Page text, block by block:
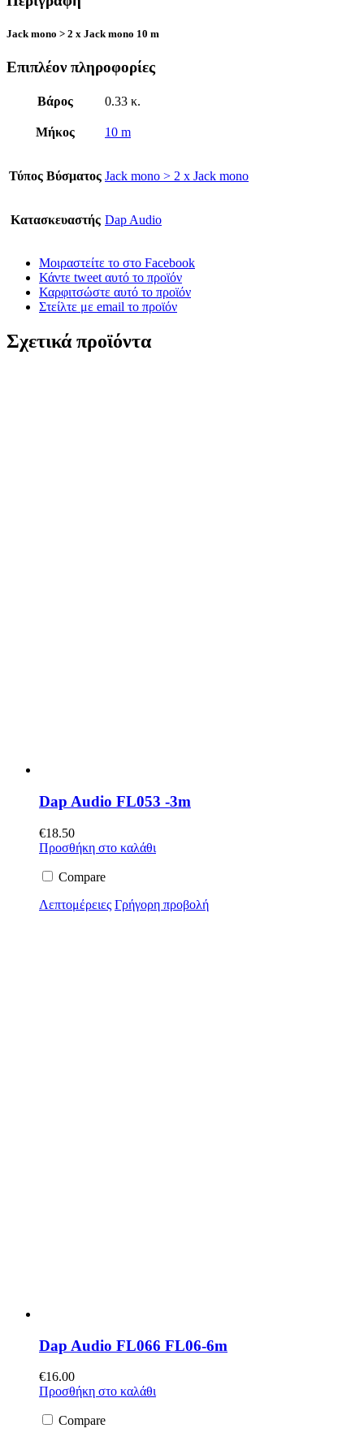
Jack mono > 2 x Jack mono 10 m
Επιπλέον πληροφορίες
Βάρος 0.33 κ.
Μήκος 10 m
Τύπος Βύσματος Jack mono > 2 x Jack mono
Κατασκευαστής Dap Audio
Μοιραστείτε το στο Facebook
Κάντε tweet αυτό το προϊόν
Καρφιτσώστε αυτό το προϊόν
Στείλτε με email το προϊόν
Σχετικά προϊόντα
Dap Audio FL053 -3m
€18.50
Προσθήκη στο καλάθι
Compare
Λεπτομέρειες Γρήγορη προβολή
Dap Audio FL066 FL06-6m
€16.00
Προσθήκη στο καλάθι
Compare